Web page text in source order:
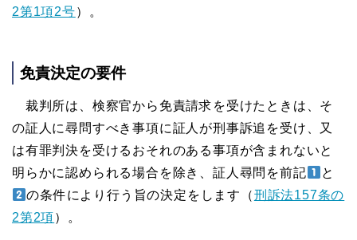
2第1項2号）。
免責決定の要件
裁判所は、検察官から免責請求を受けたときは、そ
の証人に尋問すべき事項に証人が刑事訴追を受け、又
は有罪判決を受けるおそれのある事項が含まれないと
明らかに認められる場合を除き、証人尋問を前記
と
の条件により行う旨の決定をします（刑訴法157条の
2第2項）。